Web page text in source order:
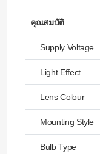
คุณสมบัติ
Supply Voltage
Light Effect
Lens Colour
Mounting Style
Bulb Type